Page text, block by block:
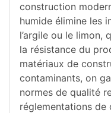
construction
humide élimine les
l’argile ou le limon,
la résistance du
matériaux de
contaminants, on
normes de qualité
réglementations de